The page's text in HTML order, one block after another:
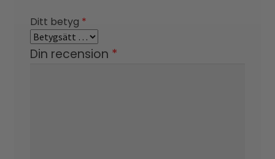
Ditt betyg *
Din recension *